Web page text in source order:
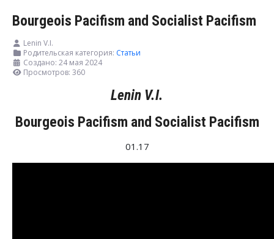
Bourgeois Pacifism and Socialist Pacifism
Lenin V.I.
Родительская категория: Статьи
Создано: 24 мая 2024
Просмотров: 360
Lenin V.I.
Bourgeois Pacifism and Socialist Pacifism
01.17